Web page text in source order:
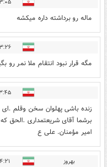
۰۳:۰۵ -
ماله رو برداشته داره میکشه
۰۳:۲۶ -
مگه قرار نبود انتقام ملا نمر
۰۳:۴۵ -
زنده باشی پهلوان سخن وقلم
برشما آقای شریعتمداری .الحق
امیر مؤمنان. علی ع
بهروز ۰۴:۲۱ -